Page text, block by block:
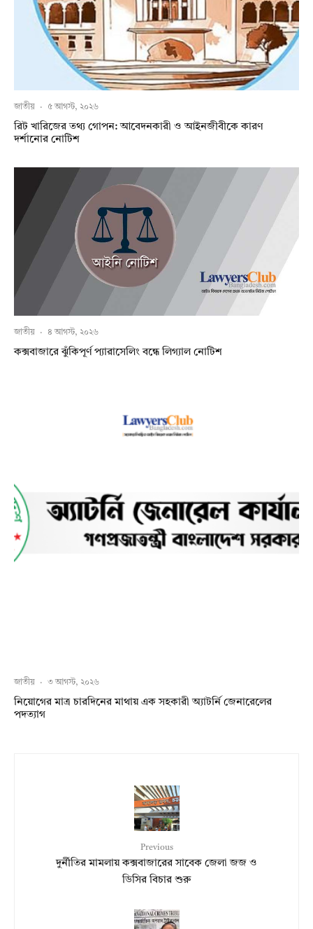
জাতীয় · ৫ আগস্ট, ২০২৬
রিট খারিজের তথ্য গোপন: আবেদনকারী ও আইনজীবীকে কারণ
দর্শানোর নোটিশ
জাতীয় · ৪ আগস্ট, ২০২৬
কক্সবাজারে ঝুঁকিপূর্ণ প্যারাসেলিং বন্ধে লিগ্যাল নোটিশ
জাতীয় · ৩ আগস্ট, ২০২৬
নিয়োগের মাত্র চারদিনের মাথায় এক সহকারী অ্যাটর্নি জেনারেলের
পদত্যাগ
Previous
দুর্নীতির মামলায় কক্সবাজারের সাবেক জেলা জজ ও
ডিসির বিচার শুরু